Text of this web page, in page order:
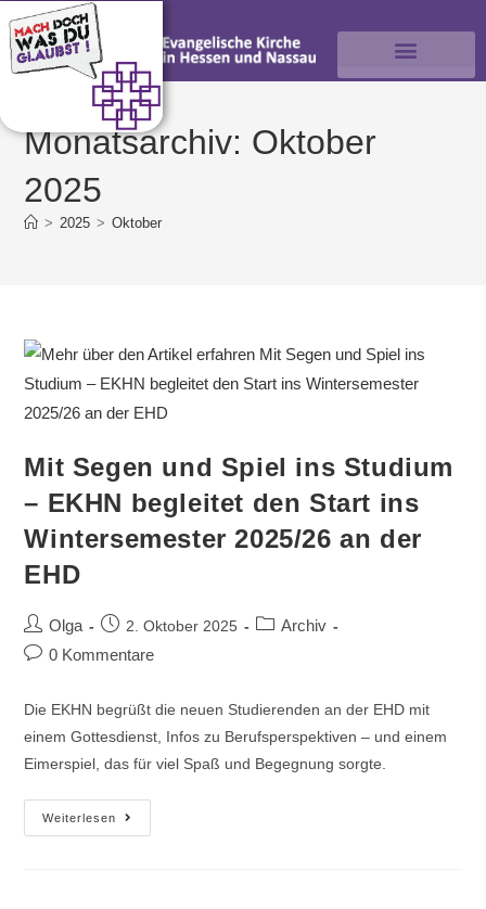
Monatsarchiv: Oktober
2025
> 2025 > Oktober
Mit Segen und Spiel ins Studium
– EKHN begleitet den Start ins
Wintersemester 2025/26 an der
EHD
Olga 2. Oktober 2025
Archiv
0 Kommentare
Die EKHN begrüßt die neuen Studierenden an der EHD mit
einem Gottesdienst, Infos zu Berufsperspektiven – und einem
Eimerspiel, das für viel Spaß und Begegnung sorgte.
Weiterlesen